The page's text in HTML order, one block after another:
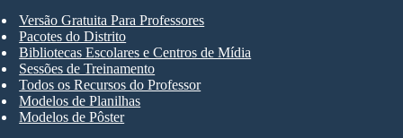
Versão Gratuita Para Professores
Pacotes do Distrito
Bibliotecas Escolares e Centros de Mídia
Sessões de Treinamento
Todos os Recursos do Professor
Modelos de Planilhas
Modelos de Pôster